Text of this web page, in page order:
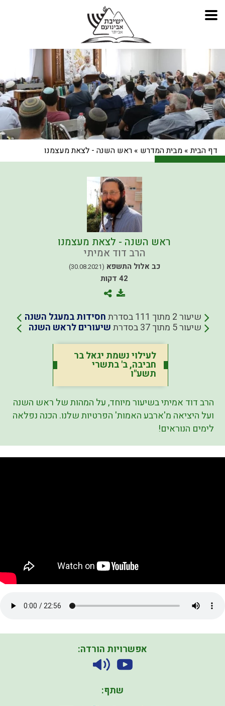
דף הבית» מבית המדרש » ראש השנה - לצאת מעצמנו
ראש השנה - לצאת מעצמנו
הרב דוד אמיתי
כב אלול התשפא (30.08.2021)
42 דקות
שיעור 2 מתוך 111 בסדרת חסידות במעגל השנה
שיעור 5 מתוך 37 בסדרת שיעורים לראש השנה
לעילוי נשמת יגאל בר
חביבה, ב' בתשרי
תשע"ו
הרב דוד אמיתי בשיעור מיוחד, על המהות של ראש השנה
ועל היציאה מ'ארבע האמות' הפרטיות שלנו. הכנה נפלאה
לימים הנוראים!
אפשרויות הורדה:
שתף: